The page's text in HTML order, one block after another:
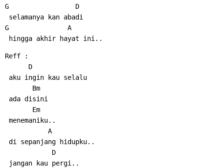
G                 D
selamanya kan abadi
G               A
hingga akhir hayat ini..
Reff :
      D
aku ingin kau selalu
       Bm
ada disini
       Em
menemaniku..
           A
di sepanjang hidupku..
            D
jangan kau pergi..